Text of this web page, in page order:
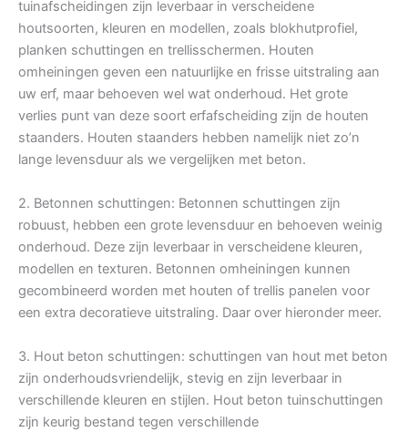
tuinafscheidingen zijn leverbaar in verscheidene
houtsoorten, kleuren en modellen, zoals blokhutprofiel,
planken schuttingen en trellisschermen. Houten
omheiningen geven een natuurlijke en frisse uitstraling aan
uw erf, maar behoeven wel wat onderhoud. Het grote
verlies punt van deze soort erfafscheiding zijn de houten
staanders. Houten staanders hebben namelijk niet zo’n
lange levensduur als we vergelijken met beton.
2. Betonnen schuttingen: Betonnen schuttingen zijn
robuust, hebben een grote levensduur en behoeven weinig
onderhoud. Deze zijn leverbaar in verscheidene kleuren,
modellen en texturen. Betonnen omheiningen kunnen
gecombineerd worden met houten of trellis panelen voor
een extra decoratieve uitstraling. Daar over hieronder meer.
3. Hout beton schuttingen: schuttingen van hout met beton
zijn onderhoudsvriendelijk, stevig en zijn leverbaar in
verschillende kleuren en stijlen. Hout beton tuinschuttingen
zijn keurig bestand tegen verschillende